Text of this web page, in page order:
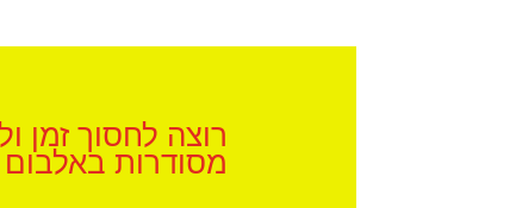
רוצה לחסוך זמן
מסודרות באלבום